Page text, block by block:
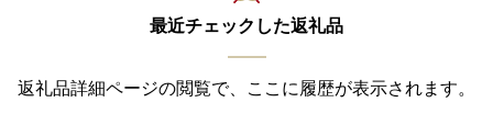
最近チェックした返礼品
返礼品詳細ページの閲覧で、ここに履歴が表示されます。